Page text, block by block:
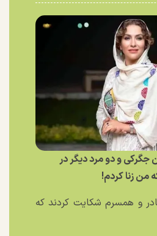
و دو مرد دیگر در
من زنا کردم!
و همسرم شکایت کردند که